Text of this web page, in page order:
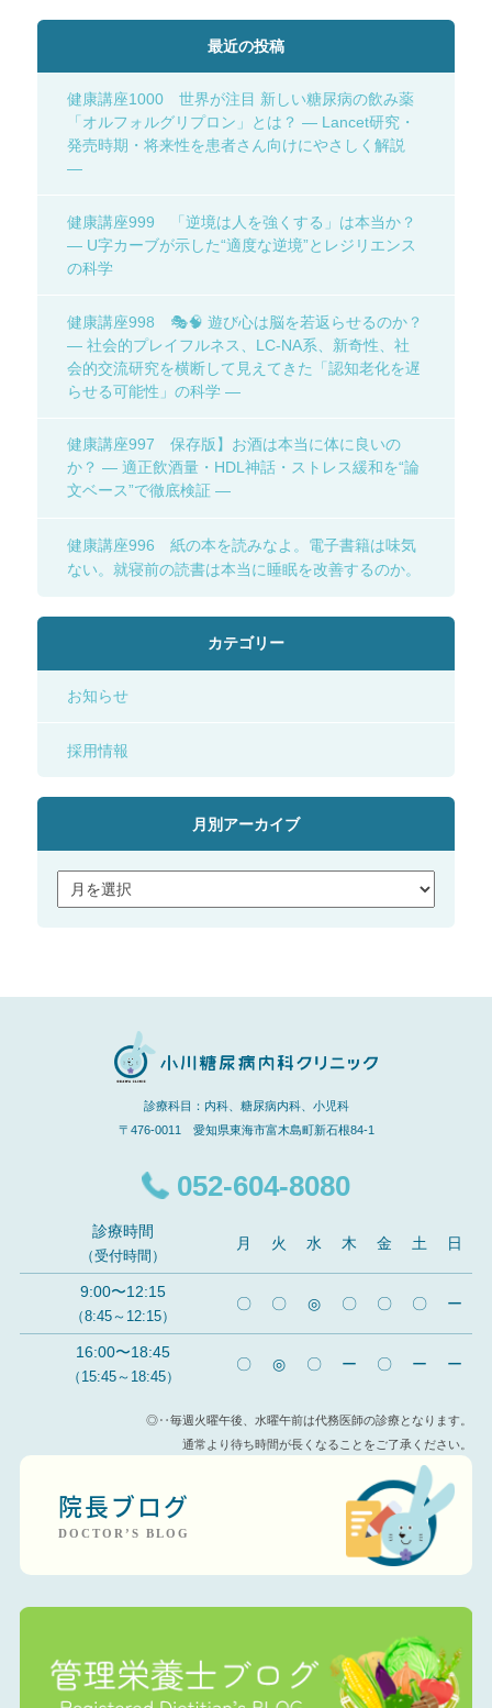
最近の投稿
健康講座1000 世界が注目 新しい糖尿病の飲み薬
「オルフォルグリプロン」とは？ ― Lancet研究・
発売時期・将来性を患者さん向けにやさしく解説
―
健康講座999 「逆境は人を強くする」は本当か？
― U字カーブが示した“適度な逆境”とレジリエンス
の科学
健康講座998 🎭🧠 遊び心は脳を若返らせるのか？
― 社会的プレイフルネス、LC-NA系、新奇性、社
会的交流研究を横断して見えてきた「認知老化を遅
らせる可能性」の科学 ―
健康講座997 保存版】お酒は本当に体に良いの
か？ ― 適正飲酒量・HDL神話・ストレス緩和を“論
文ベース”で徹底検証 ―
健康講座996 紙の本を読みなよ。電子書籍は味気
ない。就寝前の読書は本当に睡眠を改善するのか。
カテゴリー
お知らせ
採用情報
月別アーカイブ
診療科目：内科、糖尿病内科、小児科
〒476-0011 愛知県東海市富木島町新石根84-1
052-604-8080
診療時間
（受付時間）
月 火 水 木 金 土 日
9:00〜12:15
（8:45～12:15）
〇 〇 ◎ 〇 〇 〇 ー
16:00〜18:45
（15:45～18:45）
〇 ◎ 〇 ー 〇 ー ー
◎‥毎週火曜午後、水曜午前は代務医師の診療となります。
通常より待ち時間が長くなることをご了承ください。
院長ブログ
DOCTOR’S BLOG